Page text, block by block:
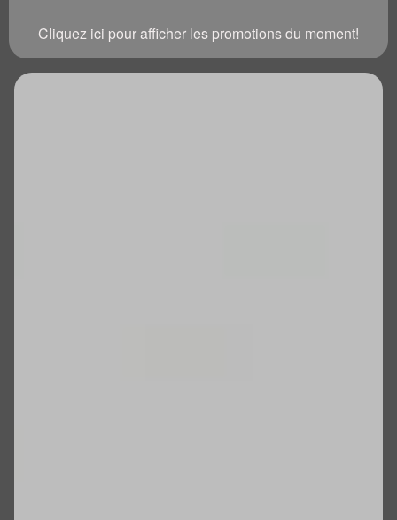
Cliquez ici pour afficher les promotions du moment!